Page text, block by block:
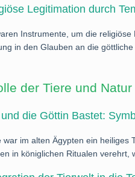
Legitimation durch
Instrumente, um die
in den Glauben an die
der Tiere und
die Göttin Bastet:
war im alten Ägypten ein
in königlichen Ritualen verehrt,